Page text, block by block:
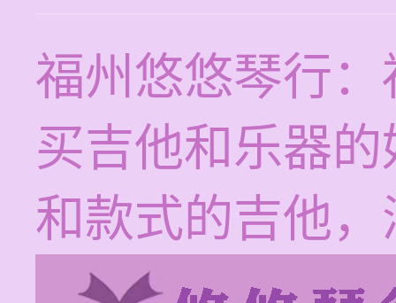
福州悠悠琴行
买吉他和乐器
和款式的吉他